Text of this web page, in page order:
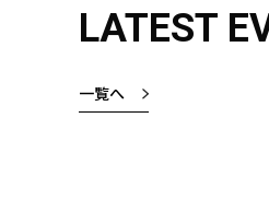
LATEST
一覧へ